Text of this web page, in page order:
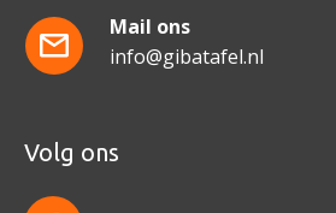
Mail ons
info@gibatafel.nl
Volg ons